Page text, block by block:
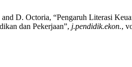
D. Octoria, “Pengaruh Literasi
dan Pekerjaan”, j.pendidik.ekon.,